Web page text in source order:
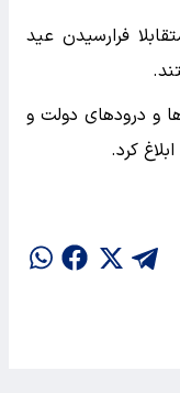
فرارسیدن عید
و درودهای دولت و
کرد.